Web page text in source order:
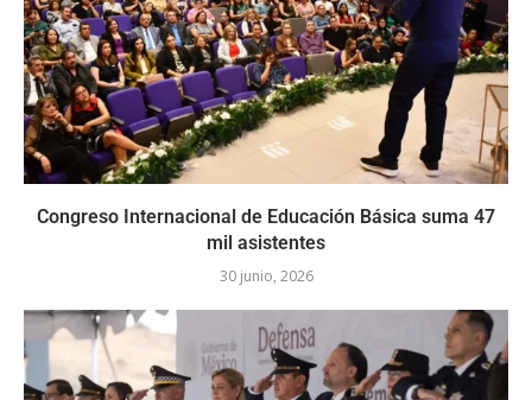
Congreso Internacional de Educación Básica suma 47
mil asistentes
30 junio, 2026